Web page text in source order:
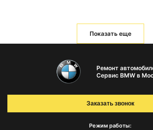
Показать еще
Ремонт
Сервис BMW в
Режим работы:
Заказать звонок